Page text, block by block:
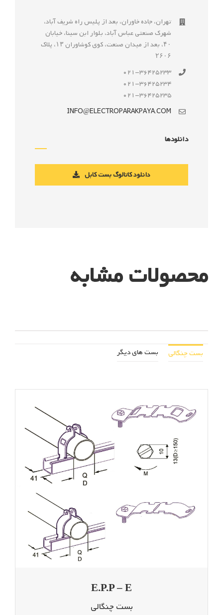
تهران، جاده خاوران، بعد از پليس راه شريف آباد،
شهرک صنعتى عباس آباد، بلوار ابن سينا، خيابان
۴۰، بعد از ميدان صنعت، كوی كوشاوران ۱۳، پلاک
۲۶۰۶
021-36425233
021-36425234
021-36425235
INFO@ELECTROPARAKPAYA.COM
دانلودها
دانلود کاتالوگ بست کابل
محصولات مشابه
بست چنگالی بست های دیگر
E.P.P – E
بست چنگالی